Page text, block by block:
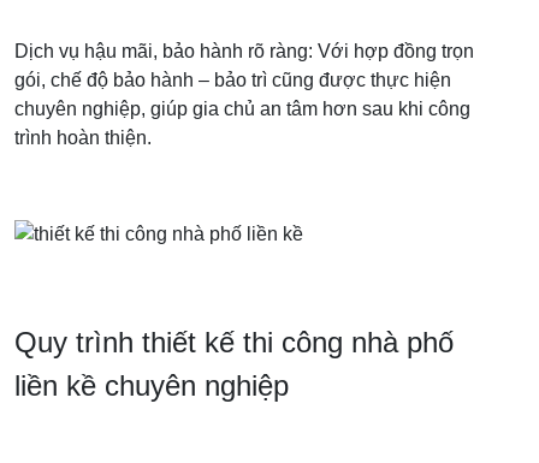
Dịch vụ hậu mãi, bảo hành rõ ràng: Với hợp đồng trọn
gói, chế độ bảo hành – bảo trì cũng được thực hiện
chuyên nghiệp, giúp gia chủ an tâm hơn sau khi công
trình hoàn thiện.
Quy trình thiết kế thi công nhà phố
liền kề chuyên nghiệp